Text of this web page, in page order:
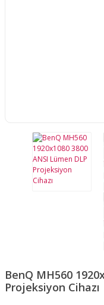
BenQ MH560
Projeksiyon Cihazı